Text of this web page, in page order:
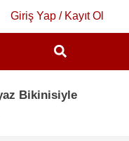
Giriş Yap / Kayıt Ol
Bikinisiyle